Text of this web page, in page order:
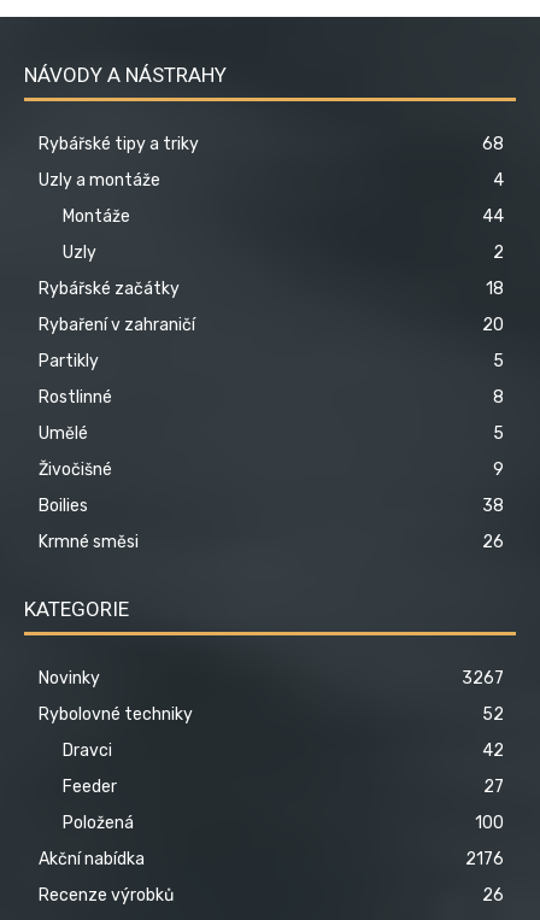
NÁVODY A NÁSTRAHY
Rybářské tipy a triky
68
Uzly a montáže
4
Montáže
44
Uzly
2
Rybářské začátky
18
Rybaření v zahraničí
20
Partikly
5
Rostlinné
8
Umělé
5
Živočišné
9
Boilies
38
Krmné směsi
26
KATEGORIE
Novinky
3267
Rybolovné techniky
52
Dravci
42
Feeder
27
Položená
100
Akční nabídka
2176
Recenze výrobků
26